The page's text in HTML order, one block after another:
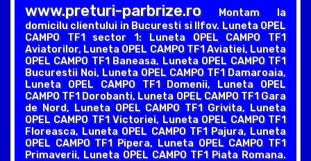
www.preturi-parbrize.roMontam la
domicilu clientului in Bucuresti si Ilfov. Luneta OPEL
CAMPO TF1 sector 1: Luneta OPEL CAMPO TF1
Aviatorilor, Luneta OPEL CAMPO TF1 Aviatiei, Luneta
OPEL CAMPO TF1 Baneasa, Luneta OPEL CAMPO TF1
Bucurestii Noi, Luneta OPEL CAMPO TF1 Damaroaia,
Luneta OPEL CAMPO TF1 Domenii, Luneta OPEL
CAMPO TF1 Dorobanti, Luneta OPEL CAMPO TF1 Gara
de Nord, Luneta OPEL CAMPO TF1 Grivita, Luneta
OPEL CAMPO TF1 Victoriei, Luneta OPEL CAMPO TF1
Floreasca, Luneta OPEL CAMPO TF1 Pajura, Luneta
OPEL CAMPO TF1 Pipera, Luneta OPEL CAMPO TF1
Primaverii, Luneta OPEL CAMPO TF1 Piata Romana.